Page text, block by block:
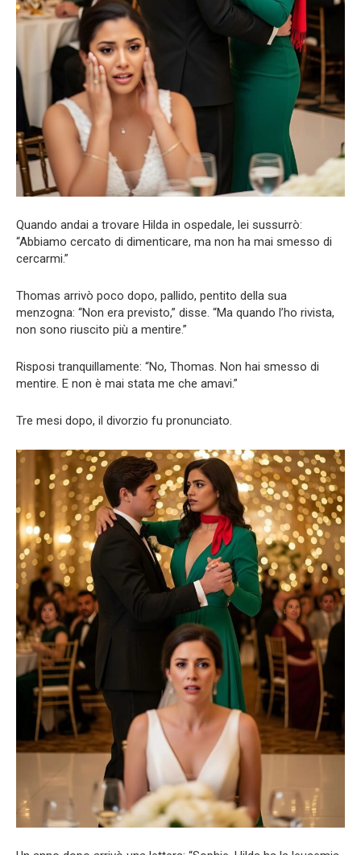
Quando andai a trovare Hilda in ospedale, lei sussurrò:
“Abbiamo cercato di dimenticare, ma non ha mai smesso di
cercarmi.”
Thomas arrivò poco dopo, pallido, pentito della sua
menzogna: “Non era previsto,” disse. “Ma quando l’ho rivista,
non sono riuscito più a mentire.”
Risposi tranquillamente: “No, Thomas. Non hai smesso di
mentire. E non è mai stata me che amavi.”
Tre mesi dopo, il divorzio fu pronunciato.